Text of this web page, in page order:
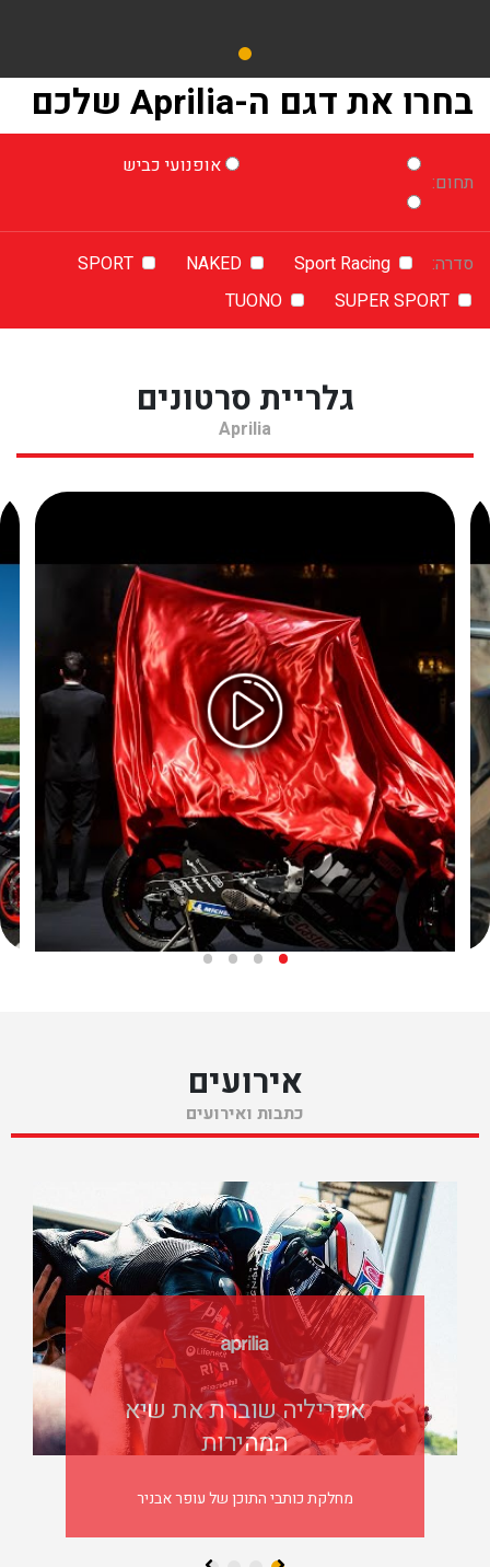
בחרו את דגם ה-Aprilia שלכם
תחום:
אופנועי כביש
סדרה: Sport Racing
NAKED
SPORT
SUPER SPORT
TUONO
גלריית סרטונים
Aprilia
אירועים
כתבות ואירועים
אפריליה שוברת את שיא
המהירות
מחלקת כותבי התוכן של עופר אבניר